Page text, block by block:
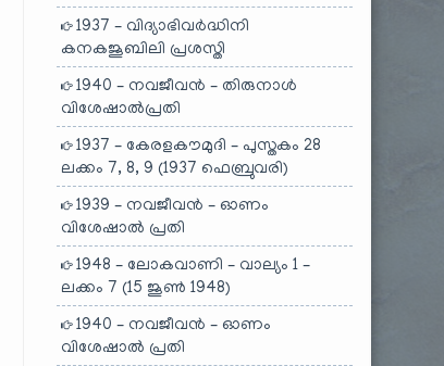
1937 – വിദ്യാഭിവർദ്ധിനി
കനകജൂബിലി പ്രശസ്തി
1940 – നവജീവൻ – തിരുനാൾ
വിശേഷാൽപ്രതി
1937 – കേരളകൗമുദി – പുസ്തകം 28
ലക്കം 7, 8, 9 (1937 ഫെബ്രുവരി)
1939 – നവജീവൻ – ഓണം
വിശേഷാൽ പ്രതി
1948 – ലോകവാണി – വാല്യം 1 –
ലക്കം 7 (15 ജൂൺ 1948)
1940 – നവജീവൻ – ഓണം
വിശേഷാൽ പ്രതി